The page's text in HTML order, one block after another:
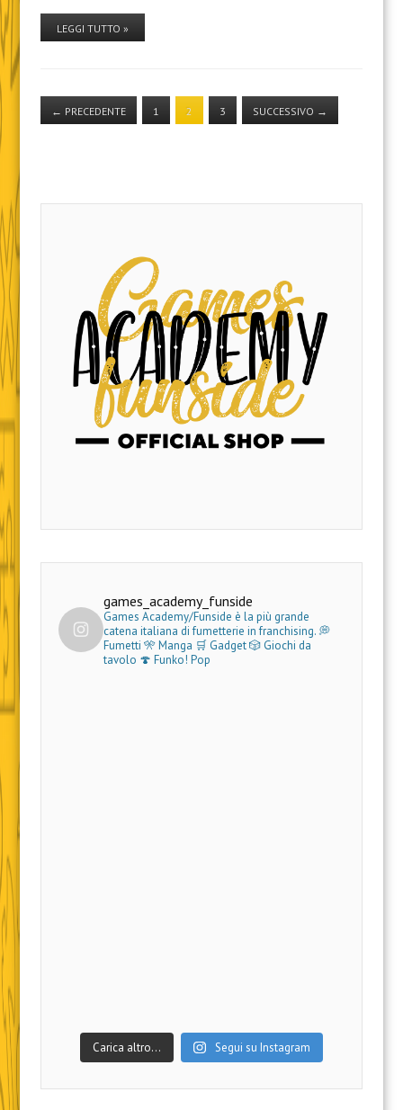
LEGGI TUTTO »
← PRECEDENTE 1 2 3 SUCCESSIVO →
games_academy_funside
Games Academy/Funside è la più grande
catena italiana di fumetterie in franchising.💭
Fumetti 🎌 Manga 🛒 Gadget🎲 Giochi da
tavolo 🍄 Funko! Pop
Carica altro… Segui su Instagram